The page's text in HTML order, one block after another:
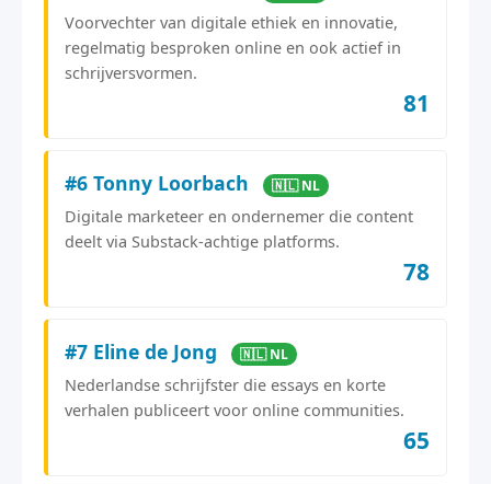
Voorvechter van digitale ethiek en innovatie,
regelmatig besproken online en ook actief in
schrijversvormen.
81
#6 Tonny Loorbach 🇳🇱 NL
Digitale marketeer en ondernemer die content
deelt via Substack-achtige platforms.
78
#7 Eline de Jong 🇳🇱 NL
Nederlandse schrijfster die essays en korte
verhalen publiceert voor online communities.
65